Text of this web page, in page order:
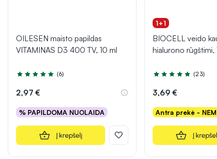
OILESEN maisto papildas
VITAMINAS D3 400 TV, 10 ml
Įvertinimas 4.8 iš 5
(6)
2,97 €
% PAPILDOMA NUOLAIDA
Į krepšelį
1+1
BIOCELL veido
hialurono rūgštimi,
Įvertinimas 5.0 iš 5
(23)
3,69 €
Antra prekė -
Į